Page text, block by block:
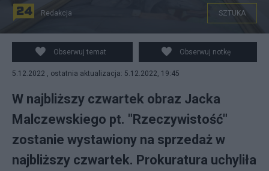
"Rzeczywistość" Jacka Malczewskiego zostanie
wystawiona na licytację. (fot. PAP)
Redakcja SZTUKA
Obserwuj temat Obserwuj notkę
5.12.2022 , ostatnia aktualizacja: 5.12.2022, 19:45
W najbliższy czwartek obraz Jacka
Malczewskiego pt. "Rzeczywistość"
zostanie wystawiony na sprzedaż w
najbliższy czwartek. Prokuratura uchyliła